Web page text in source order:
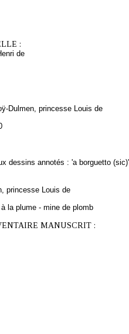
:
de
Dulmen, princesse Louis de
dessins annotés : 'a borguetto
princesse Louis de
la plume - mine de plomb
MANUSCRIT :